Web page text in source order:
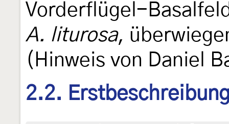
Vorderflügel-
A. liturosa,
(Hinweis von Daniel
2.2.